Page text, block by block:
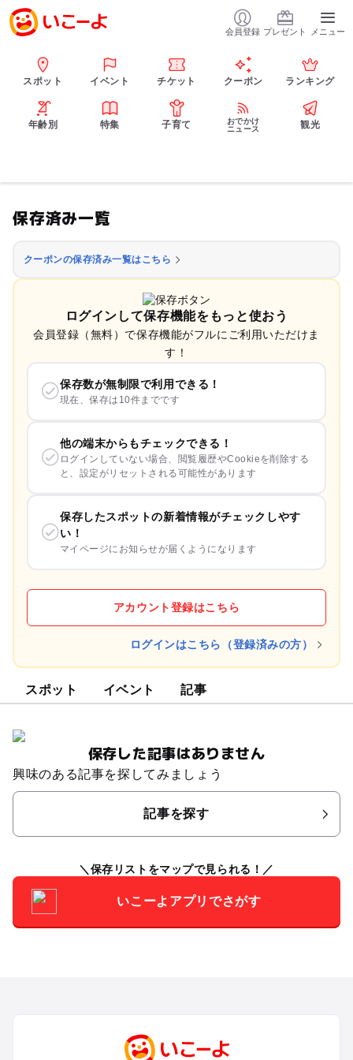
会員登録 プレゼント メニュー
スポット イベント チケット クーポン ランキング
年齢別 特集 子育て
おでかけ
ニュース
観光
保存済み一覧
クーポンの保存済み一覧はこちら
ログインして保存機能をもっと使おう
会員登録（無料）で保存機能がフルにご利用いただけま
す！
保存数が無制限で利用できる！
現在、保存は10件までです
他の端末からもチェックできる！
ログインしていない場合、閲覧履歴やCookieを削除する
と、設定がリセットされる可能性があります
保存したスポットの新着情報がチェックしやす
い！
マイページにお知らせが届くようになります
アカウント登録はこちら
ログインはこちら（登録済みの方）
スポット イベント 記事
保存した記事はありません
興味のある記事を探してみましょう
記事を探す
保存リストをマップで見られる！
いこーよアプリでさがす